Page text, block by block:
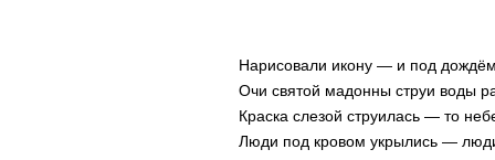
Нарисовали икону — и под
Очи святой мадонны струи воды
Краска слезой струилась — то
Люди под кровом укрылись —